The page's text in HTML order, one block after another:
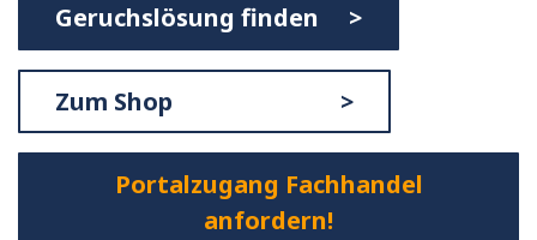
Geruchslösung finden >
Zum Shop >
Portalzugang Fachhandel
anfordern!